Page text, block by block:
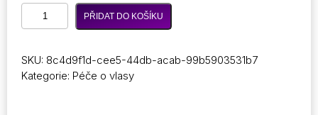
5
v
na
vlasy
PŘIDAT DO KOŠÍKU
SKU: 8c4d9f1d-cee5-44db-acab-99b5903531b7
Kategorie: Péče o vlasy